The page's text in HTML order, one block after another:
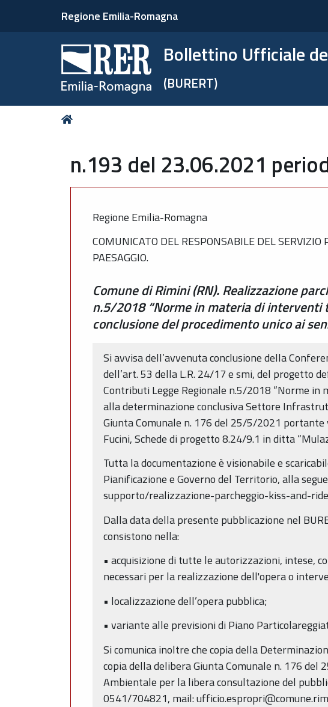
Regione Emilia-Romagna
Bollettino Ufficiale
(BURERT)
Tu
n.193 del 23.06.2021
Regione Emilia-Romagna
COMUNICATO DEL RESPONSABILE DEL
PAESAGGIO.
Comune di Rimini (RN). Realizzazione
n.5/2018 “Norme in materia di
conclusione del procedimento unico ai
Si avvisa dell’avvenuta conclusione della
dell’art. 53 della L.R. 24/17 e smi, del progetto
Contributi Legge Regionale n.5/2018 “Norme
alla determinazione conclusiva Settore
Giunta Comunale n. 176 del 25/5/2021
Fucini, Schede di progetto 8.24/9.1 in ditta
Tutta la documentazione è visionabile e
Pianificazione e Governo del Territorio, alla
supporto/realizzazione-parcheggio-kiss-and-
Dalla data della presente pubblicazione nel
consistono nella:
• acquisizione di tutte le autorizzazioni, intese,
necessari per la realizzazione dell'opera o
• localizzazione dell’opera pubblica;
• variante alle previsioni di Piano
Si comunica inoltre che copia della
copia della delibera Giunta Comunale n. 176
Ambientale per la libera consultazione del
0541/704821, mail: